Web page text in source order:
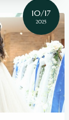
10/17
2025